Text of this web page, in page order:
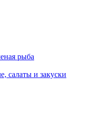
рыба
салаты и закуски